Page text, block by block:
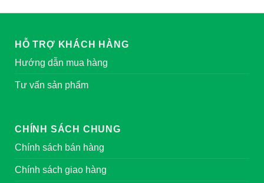
HỖ TRỢ KHÁCH HÀNG
Hướng dẫn mua hàng
Tư vấn sản phẩm
CHÍNH SÁCH CHUNG
Chính sách bán hàng
Chính sách giao hàng